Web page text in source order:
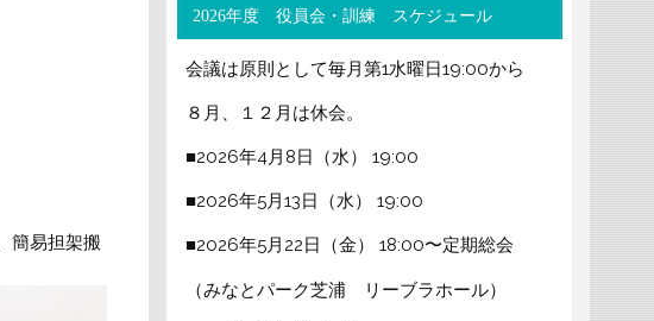
簡易担架搬
2026年度 役員会・訓練 スケジュール
会議は原則として毎月第1水曜日19:00から
８月、１２月は休会。
■2026年4月8日（水） 19:00
■2026年5月13日（水） 19:00
■2026年5月22日（金） 18:00〜定期総会
（みなとパーク芝浦 リーブラホール）